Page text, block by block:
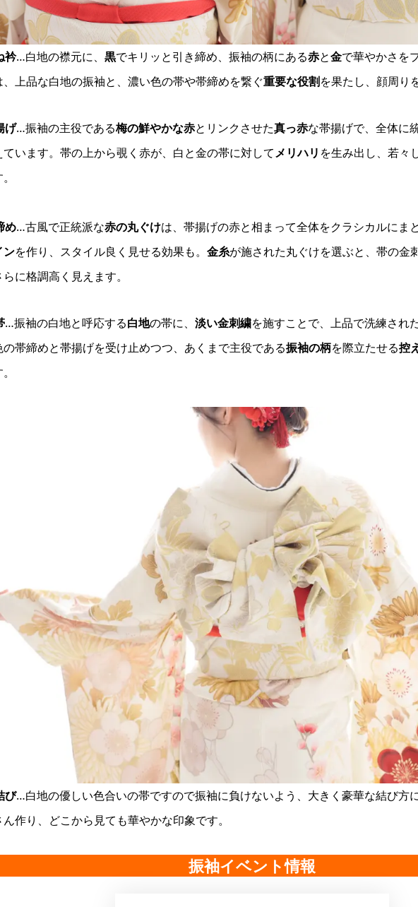
衿…白地の襟元に、黒でキリッと引き締め、振袖の柄にある赤と金で華やかさを
、上品な白地の振袖と、濃い色の帯や帯締めを繋ぐ重要な役割を果たし、顔周り
げ…振袖の主役である梅の鮮やかな赤とリンクさせた真っ赤な帯揚げで、全体に
ています。帯の上から覗く赤が、白と金の帯に対してメリハリ を生み出し、若々
め…古風で正統派な赤の丸ぐけは、帯揚げの赤と相まって全体をクラシカルにま
ンを作り、スタイル良く見せる効果も。 金糸が施された丸ぐけを選ぶと、帯の金
らに格調高く見えます。
…振袖の白地と呼応する白地の帯に、淡い金刺繍を施すことで、上品で洗練され
の帯締めと帯揚げを受け止めつつ、あくまで主役である振袖の柄を際立たせる控
び…白地の優しい色合いの帯ですので振袖に負けないよう、大きく豪華な結び方
作り、どこから見ても華やかな印象です。
振袖イベント情報